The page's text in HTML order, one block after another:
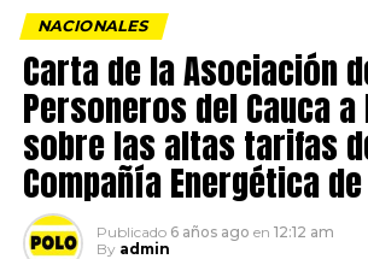
NACIONALES
Carta de la Asociación
Personeros del Cauca a
sobre las altas tarifas
Compañía Energética
Publicado 6 años ago en 12:12 am
By admin